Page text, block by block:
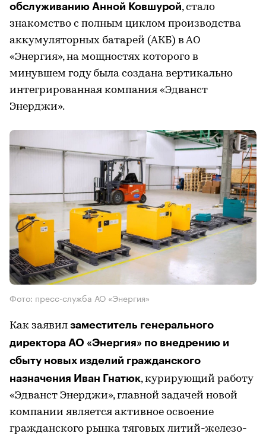
обслуживанию Анной Ковшурой, стало
знакомство с полным циклом производства
аккумуляторных батарей (АКБ) в АО
«Энергия», на мощностях которого в
минувшем году была создана вертикально
интегрированная компания «Эдванст
Энерджи».
Фото: пресс-служба АО «Энергия»
Как заявил заместитель генерального
директора АО «Энергия» по внедрению и
сбыту новых изделий гражданского
назначения Иван Гнатюк, курирующий работу
«Эдванст Энерджи», главной задачей новой
компании является активное освоение
гражданского рынка тяговых литий-железо-